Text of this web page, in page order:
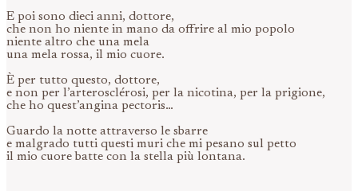
E poi sono dieci anni, dottore,
che non ho niente in mano da offrire al mio popolo
niente altro che una mela
una mela rossa, il mio cuore.
È per tutto questo, dottore,
e non per l’arterosclérosi, per la nicotina, per la prigione,
che ho quest’angina pectoris…
Guardo la notte attraverso le sbarre
e malgrado tutti questi muri che mi pesano sul petto
il mio cuore batte con la stella più lontana.